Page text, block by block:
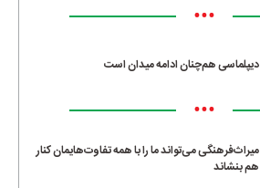
•••
دیپلماسی هم‌چنان ادامه میدان است
•••
میراث‌فرهنگی می‌تواند ما را با همه تفاوت‌هایمان کنار
هم بنشاند